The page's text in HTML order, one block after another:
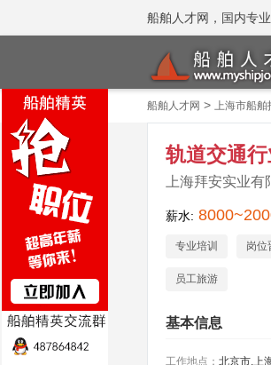
船舶人才网，国内专
船舶人才网 > 上海市船舶
轨道交通
上海拜安实业有
薪水:
专业培训 岗位
员工旅游
基本信息
工作地点： 北京市,上